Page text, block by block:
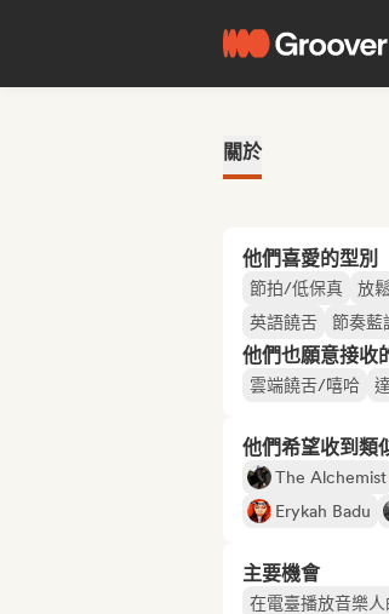
關於
他們喜愛的型別
節拍/低保真 放
英語饒舌
節奏藍
他們也願意接收
雲端饒舌/嘻哈
他們希望收到
The Alchemist
Erykah Badu
主要機會
在電臺播放音樂人